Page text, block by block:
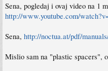
Sena, pogledaj i ovaj video na 1
http://www.youtube.com/
Sena, http://noctua.at/pdf/
Mislio sam na "plastic spacers",